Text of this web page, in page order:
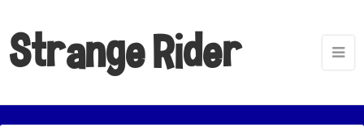
Strange Rider